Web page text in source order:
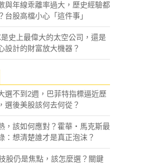
與年線乖離率過大，歷史經驗都
台股高檔小心「這件事」
史上最偉大的太空公司，還是
設計的財富放大機器？
選不到2週，巴菲特指標逼近歷
選後美股該何去何從？
，該如何應對？霍華・馬克斯最
：想清楚誰才是真正泡沫？
股仍是焦點，該怎麼選？關鍵